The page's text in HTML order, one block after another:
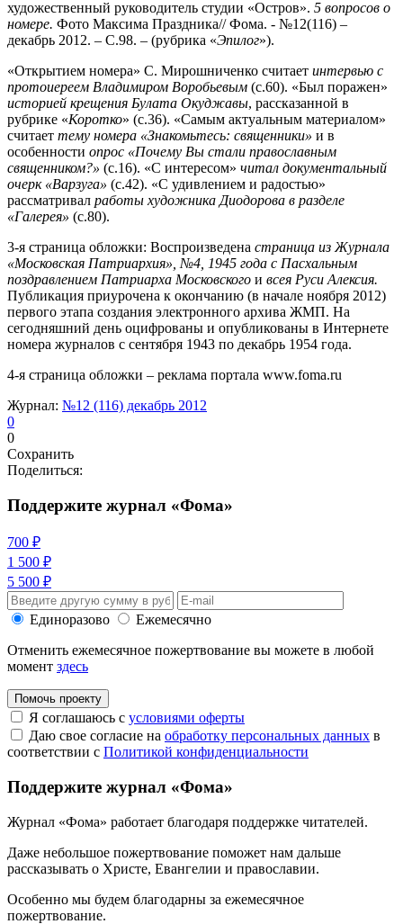
художественный руководитель студии «Остров». 5 вопросов о
номере. Фото Максима Праздника// Фома. - №12(116) –
декабрь 2012. – С.98. – (рубрика «Эпилог»).
«Открытием номера» С. Мирошниченко считает интервью с
протоиереем Владимиром Воробьевым (с.60). «Был поражен»
историей крещения Булата Окуджавы, рассказанной в
рубрике «Коротко» (с.36). «Самым актуальным материалом»
считает тему номера «Знакомьтесь: священники» и в
особенности опрос «Почему Вы стали православным
священником?» (с.16). «С интересом» читал документальный
очерк «Варзуга» (с.42). «С удивлением и радостью»
рассматривал работы художника Диодорова в разделе
«Галерея» (с.80).
3-я страница обложки: Воспроизведена страница из Журнала
«Московская Патриархия», №4, 1945 года с Пасхальным
поздравлением Патриарха Московского и всея Руси Алексия.
Публикация приурочена к окончанию (в начале ноября 2012)
первого этапа создания электронного архива ЖМП. На
сегодняшний день оцифрованы и опубликованы в Интернете
номера журналов с сентября 1943 по декабрь 1954 года.
4-я страница обложки – реклама портала www.foma.ru
Журнал: №12 (116) декабрь 2012
0
0
Сохранить
Поделиться:
Поддержите журнал «Фома»
700 ₽
1 500 ₽
5 500 ₽
Единоразово
Ежемесячно
Отменить ежемесячное пожертвование вы можете в любой
момент здесь
Помочь проекту
Я соглашаюсь с условиями оферты
Даю свое согласие на обработку персональных данных в
соответствии с Политикой конфиденциальности
Поддержите журнал «Фома»
Журнал «Фома» работает благодаря поддержке читателей.
Даже небольшое пожертвование поможет нам дальше
рассказывать о Христе, Евангелии и православии.
Особенно мы будем благодарны за ежемесячное
пожертвование.